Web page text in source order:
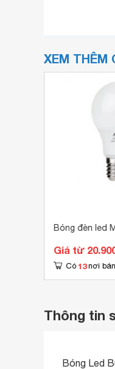
XEM
Bóng đèn led
Giá từ
Có 13 nơi bán
Thông tin
Bóng Led